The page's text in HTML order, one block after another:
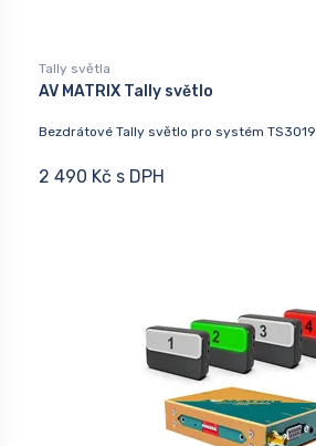
Tally světla
AV MATRIX Tally světlo
Bezdrátové Tally světlo pro systém TS3019
2 490 Kč s DPH